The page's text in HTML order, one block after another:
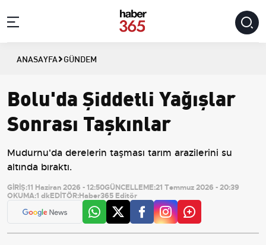
ANASAYFA GÜNDEM
Bolu'da Şiddetli Yağışlar
Sonrası Taşkınlar
Mudurnu'da derelerin taşması tarım arazilerini su
altında bıraktı.
GİRİŞ:11 Haziran 2026 - 12:50GÜNCELLEME:21 Temmuz 2026 - 20:39
OKUMA:1 dkEDİTÖR:Haber365 Editör